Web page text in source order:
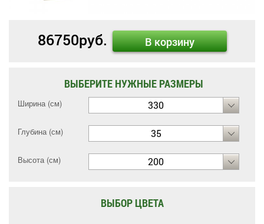
86750руб. В корзину
ВЫБЕРИТЕ НУЖНЫЕ РАЗМЕРЫ
Ширина (см) 330
Глубина (см) 35
Высота (см) 200
ВЫБОР ЦВЕТА